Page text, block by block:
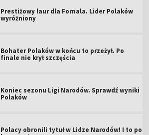
Prestiżowy laur dla Fornala. Lider Polaków
wyróżniony
Bohater Polaków w końcu to przeżył. Po
finale nie krył szczęścia
Koniec sezonu Ligi Narodów. Sprawdź wyniki
Polaków
Polacy obronili tytuł w Lidze Narodów! I to po